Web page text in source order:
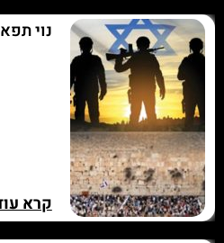
נוי
קרא